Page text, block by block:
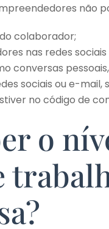
não
colaborador;
nas redes
conversas
sociais ou e-mail,
no código de
o